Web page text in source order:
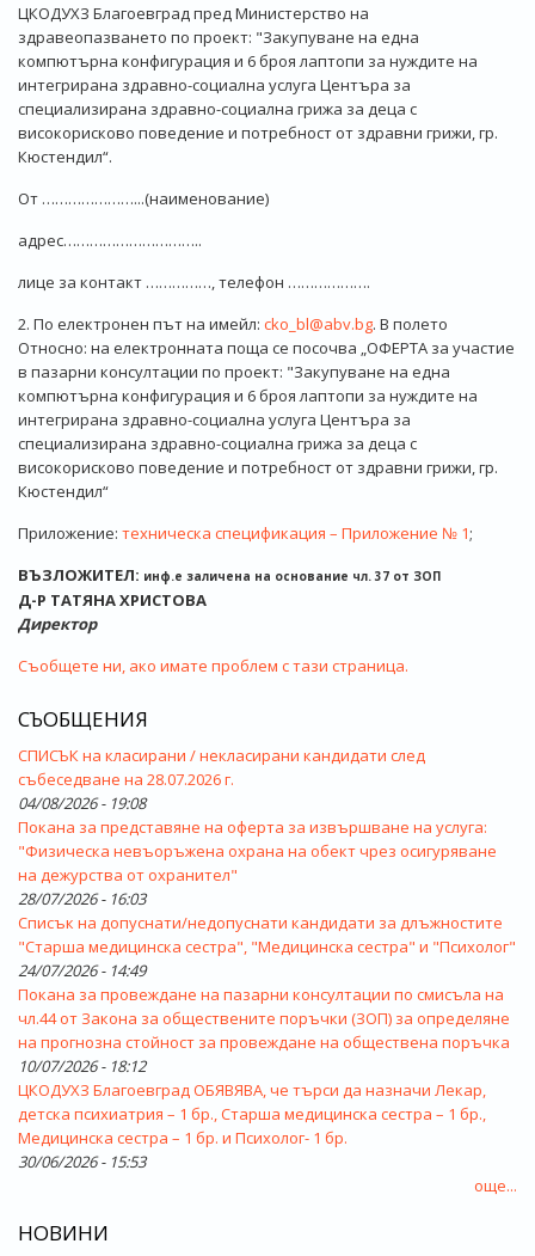
ЦКОДУХЗ Благоевград пред Министерство на
здравеопазването по проект: "Закупуване на една
компютърна конфигурация и 6 броя лаптопи за нуждите на
интегрирана здравно-социална услуга Центъра за
специализирана здравно-социална грижа за деца с
високорисково поведение и потребност от здравни грижи, гр.
Кюстендил“.
От …………………...(наименование)
адрес…………………………..
лице за контакт ……………, телефон ……………….
2. По електронен път на имейл: cko_bl@abv.bg. В полето
Относно: на електронната поща се посочва „ОФЕРТА за участие
в пазарни консултации по проект: "Закупуване на една
компютърна конфигурация и 6 броя лаптопи за нуждите на
интегрирана здравно-социална услуга Центъра за
специализирана здравно-социална грижа за деца с
високорисково поведение и потребност от здравни грижи, гр.
Кюстендил“
Приложение: техническа спецификация – Приложение № 1;
ВЪЗЛОЖИТЕЛ: инф.е заличена на основание чл. 37 от ЗОП
Д-Р ТАТЯНА ХРИСТОВА
Директор
Съобщете ни, ако имате проблем с тази страница.
СЪОБЩЕНИЯ
СПИСЪК на класирани / некласирани кандидати след
събеседване на 28.07.2026 г.
04/08/2026 - 19:08
Покана за представяне на оферта за извършване на услуга:
"Физическа невъоръжена охрана на обект чрез осигуряване
на дежурства от охранител"
28/07/2026 - 16:03
Списък на допуснати/недопуснати кандидати за длъжностите
"Старша медицинска сестра", "Медицинска сестра" и "Психолог"
24/07/2026 - 14:49
Покана за провеждане на пазарни консултации по смисъла на
чл.44 от Закона за обществените поръчки (ЗОП) за определяне
на прогнозна стойност за провеждане на обществена поръчка
10/07/2026 - 18:12
ЦКОДУХЗ Благоевград ОБЯВЯВА, че търси да назначи Лекар,
детска психиатрия – 1 бр., Старша медицинска сестра – 1 бр.,
Медицинска сестра – 1 бр. и Психолог- 1 бр.
30/06/2026 - 15:53
още...
НОВИНИ